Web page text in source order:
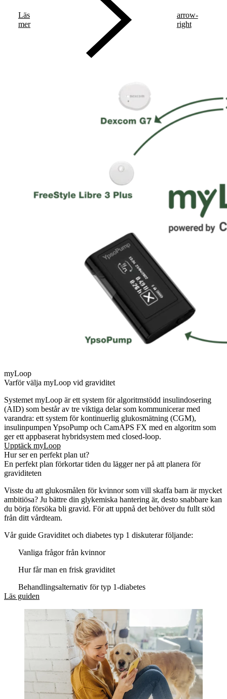
Läs
mer
arrow-
right
myLoop
Varför välja myLoop vid graviditet
Systemet myLoop är ett system för algoritmstödd insulindosering
(AID) som består av tre viktiga delar som kommunicerar med
varandra: ett system för kontinuerlig glukosmätning (CGM),
insulinpumpen YpsoPump och CamAPS FX med en algoritm som
ger ett appbaserat hybridsystem med closed-loop.
Upptäck myLoop
Hur ser en perfekt plan ut?
En perfekt plan förkortar tiden du lägger ner på att planera för
graviditeten
Visste du att glukosmålen för kvinnor som vill skaffa barn är mycket
ambitiösa? Ju bättre din glykemiska hantering är, desto snabbare kan
du börja försöka bli gravid. För att uppnå det behöver du fullt stöd
från ditt vårdteam.
Vår guide Graviditet och diabetes typ 1 diskuterar följande:
Vanliga frågor från kvinnor
Hur får man en frisk graviditet
Behandlingsalternativ för typ 1-diabetes
Läs guiden